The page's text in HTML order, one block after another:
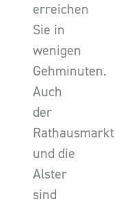
erreichen
Sie in
wenigen
Gehminuten.
Auch
der
Rathausmarkt
und die
Alster
sind